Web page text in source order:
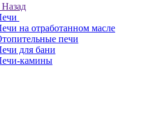
Назад
на отработанном масле
печи
для бани
камины